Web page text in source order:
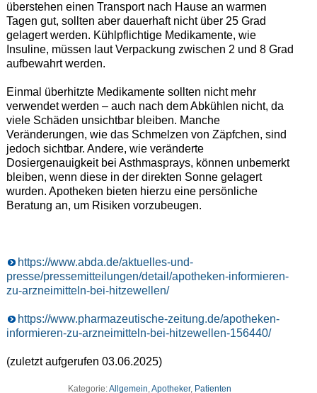
überstehen einen Transport nach Hause an warmen
Tagen gut, sollten aber dauerhaft nicht über 25 Grad
gelagert werden. Kühlpflichtige Medikamente, wie
Insuline, müssen laut Verpackung zwischen 2 und 8 Grad
aufbewahrt werden.
Einmal überhitzte Medikamente sollten nicht mehr
verwendet werden – auch nach dem Abkühlen nicht, da
viele Schäden unsichtbar bleiben. Manche
Veränderungen, wie das Schmelzen von Zäpfchen, sind
jedoch sichtbar. Andere, wie veränderte
Dosiergenauigkeit bei Asthmasprays, können unbemerkt
bleiben, wenn diese in der direkten Sonne gelagert
wurden. Apotheken bieten hierzu eine persönliche
Beratung an, um Risiken vorzubeugen.
https://www.abda.de/aktuelles-und-
presse/pressemitteilungen/detail/apotheken-informieren-
zu-arzneimitteln-bei-hitzewellen/
https://www.pharmazeutische-zeitung.de/apotheken-
informieren-zu-arzneimitteln-bei-hitzewellen-156440/
(zuletzt aufgerufen 03.06.2025)
Kategorie:Allgemein,Apotheker, Patienten